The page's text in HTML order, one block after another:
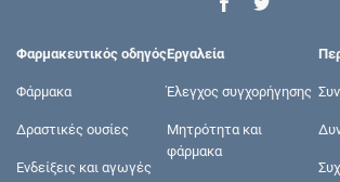
Φαρμακευτικός οδηγός
Φάρμακα
Δραστικές ουσίες
Ενδείξεις και αγωγές
Εργαλεία
Έλεγχος συγχορήγησης
Μητρότητα και
φάρμακα